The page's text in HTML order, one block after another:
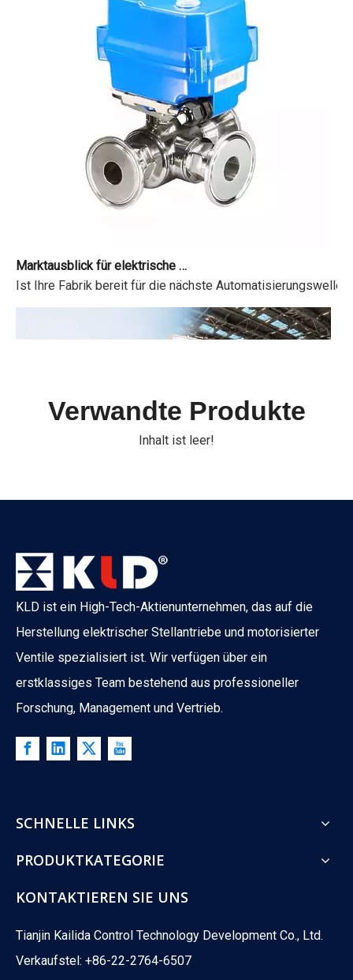
Ist Ihre Fabrik bereit für die nächste
What happens when your control valve loses power? A
Verwandte Produkte
Inhalt ist leer!
KLD ist ein High-Tech-Aktienunternehmen, das auf die
Herstellung elektrischer Stellantriebe und motorisierter
Ventile spezialisiert ist. Wir verfügen über ein
erstklassiges Team bestehend aus professioneller
Forschung, Management und Vertrieb.
SCHNELLE LINKS
PRODUKTKATEGORIE
KONTAKTIEREN SIE UNS
Tianjin Kailida Control Technology Development Co., Ltd.
Verkaufstel: +86-22-2764-6507